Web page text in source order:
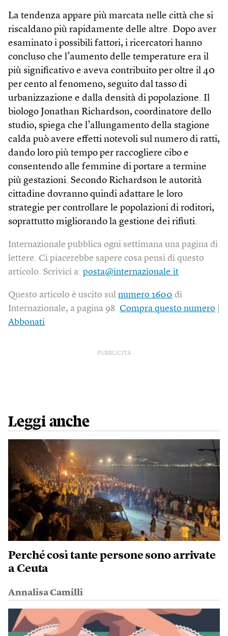
La tendenza appare più marcata nelle città che si
riscaldano più rapidamente delle altre. Dopo aver
esaminato i possibili fattori, i ricercatori hanno
concluso che l’aumento delle temperature era il
più significativo e aveva contribuito per oltre il 40
per cento al fenomeno, seguito dal tasso di
urbanizzazione e dalla densità di popolazione. Il
biologo Jonathan Richardson, coordinatore dello
studio, spiega che l’allungamento della stagione
calda può avere effetti notevoli sul numero di ratti,
dando loro più tempo per raccogliere cibo e
consentendo alle femmine di portare a termine
più gestazioni. Secondo Richardson le autorità
cittadine dovranno quindi adattare le loro
strategie per controllare le popolazioni di roditori,
soprattutto migliorando la gestione dei rifiuti.
Internazionale pubblica ogni settimana una pagina di
lettere. Ci piacerebbe sapere cosa pensi di questo
articolo. Scrivici a: posta@internazionale.it
Questo articolo è uscito sul numero 1600 di
Internazionale, a pagina 98. Compra questo numero
Abbonati
PUBBLICITÀ
Leggi anche
Perché così tante persone sono arrivate
a Ceuta
Annalisa Camilli